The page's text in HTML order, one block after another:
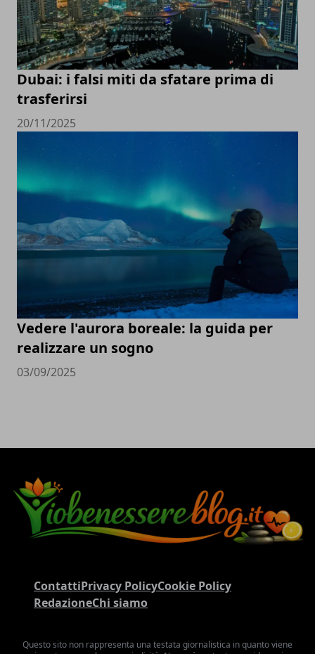
Dubai: i falsi miti da sfatare prima di
trasferirsi
20/11/2025
Vedere l'aurora boreale: la guida per
realizzare un sogno
03/09/2025
ContattiPrivacy PolicyCookie Policy
RedazioneChi siamo
Questo sito non rappresenta una testata giornalistica in quanto viene